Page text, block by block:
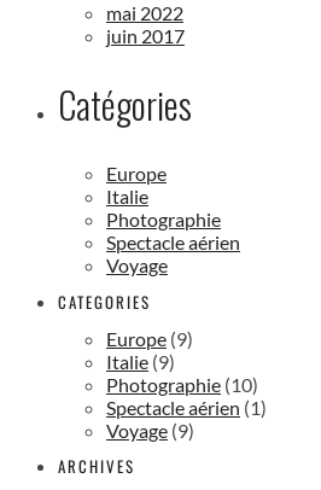
mai 2022
juin 2017
Catégories
Europe
Italie
Photographie
Spectacle aérien
Voyage
CATEGORIES
Europe (9)
Italie (9)
Photographie (10)
Spectacle aérien (1)
Voyage (9)
ARCHIVES